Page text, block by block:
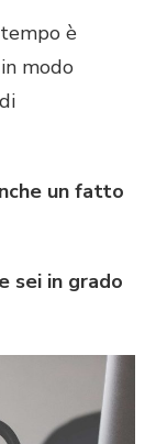
è
modo
un fatto
sei in grado